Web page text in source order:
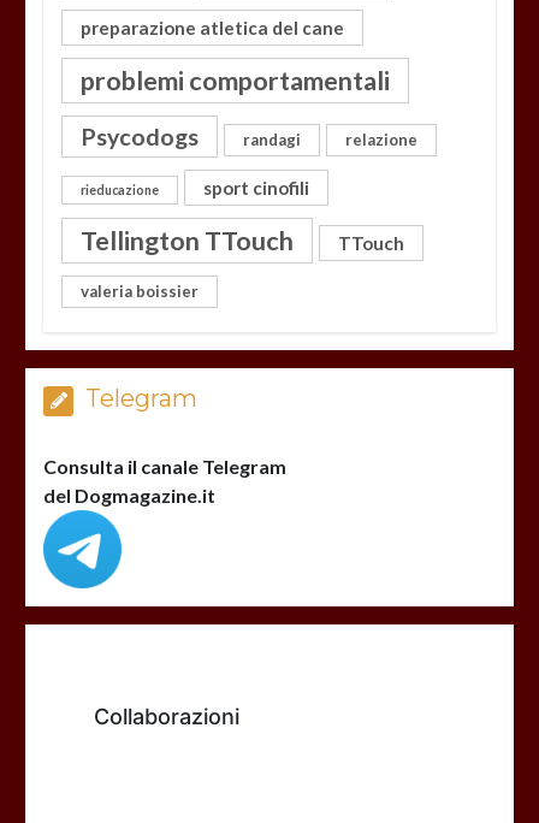
preparazione atletica del cane
problemi comportamentali
Psycodogs randagi relazione
rieducazione sport cinofili
Tellington TTouch TTouch
valeria boissier
Telegram
Consulta il canale Telegram
del Dogmagazine.it
Collaborazioni